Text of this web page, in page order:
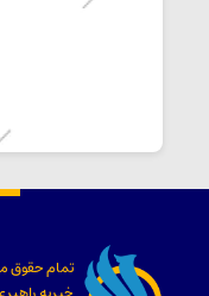
تمام حقوق